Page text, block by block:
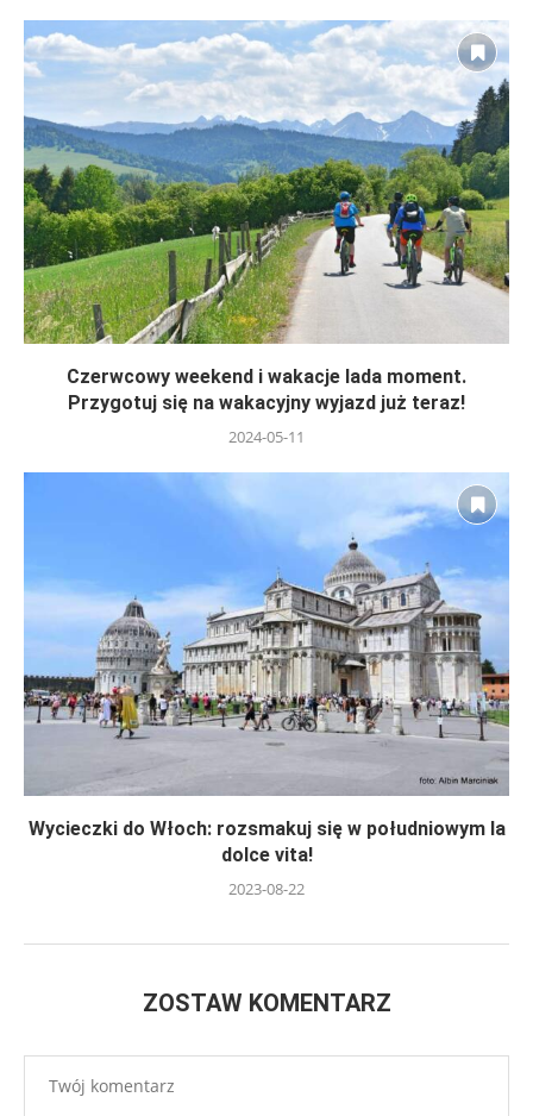
Czerwcowy weekend i wakacje lada moment.
Przygotuj się na wakacyjny wyjazd już teraz!
2024-05-11
Wycieczki do Włoch: rozsmakuj się w południowym la
dolce vita!
2023-08-22
ZOSTAW KOMENTARZ